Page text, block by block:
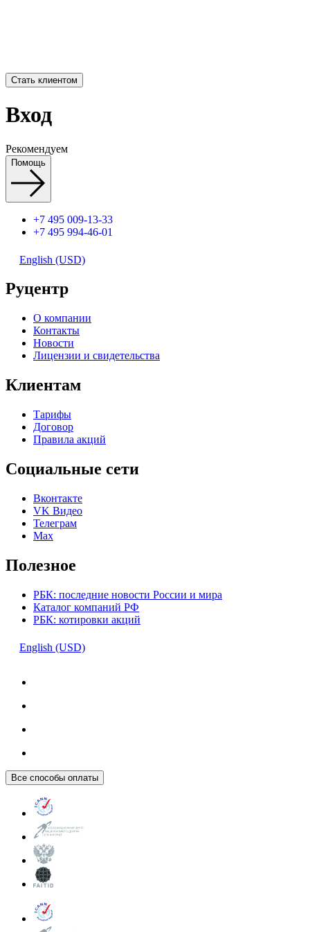
Стать клиентом
Вход
Рекомендуем
Помощь
+7 495 009-13-33
+7 495 994-46-01
English (USD)
Руцентр
О компании
Контакты
Новости
Лицензии и свидетельства
Клиентам
Тарифы
Договор
Правила акций
Социальные сети
Вконтакте
VK Видео
Телеграм
Max
Полезное
РБК: последние новости России и мира
Каталог компаний РФ
РБК: котировки акций
English (USD)
Все способы оплаты